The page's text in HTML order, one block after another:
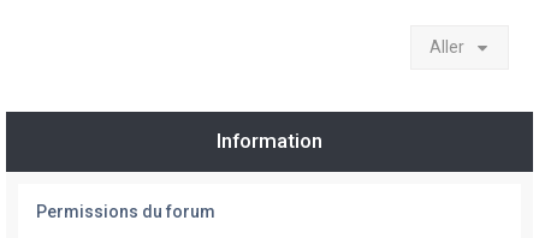
Aller
Information
Permissions du forum